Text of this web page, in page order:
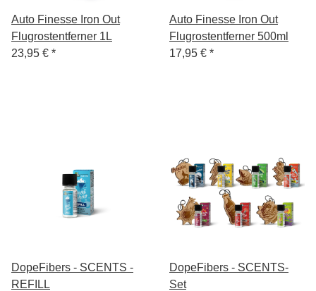
Auto Finesse Iron Out
Flugrostentferner 1L
23,95 € *
Auto Finesse Iron Out
Flugrostentferner 500ml
17,95 € *
DopeFibers - SCENTS -
REFILL
DopeFibers - SCENTS-
Set